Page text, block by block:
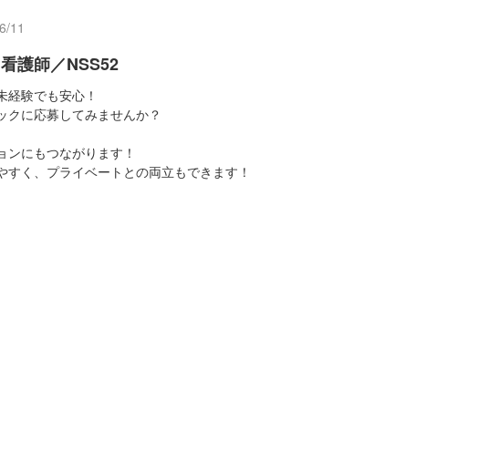
11
護師／NSS52
験でも安心！
に応募してみませんか？
ンにもつながります！
く、プライベートとの両立もできます！